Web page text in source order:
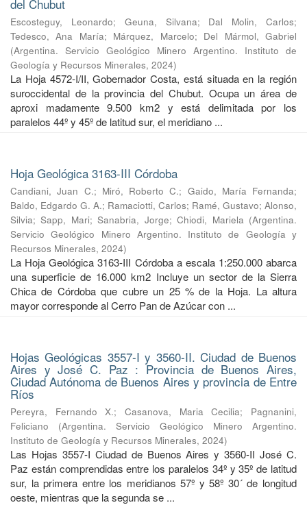
del Chubut
Escosteguy, Leonardo; Geuna, Silvana; Dal Molin, Carlos;
Tedesco, Ana María; Márquez, Marcelo; Del Mármol, Gabriel
(Argentina. Servicio Geológico Minero Argentino. Instituto de
Geología y Recursos Minerales, 2024)
La Hoja 4572-I/II, Gobernador Costa, está situada en la región
suroccidental de la provincia del Chubut. Ocupa un área de
aproxi madamente 9.500 km2 y está delimitada por los
paralelos 44º y 45º de latitud sur, el meridiano ...
Hoja Geológica 3163-III Córdoba
Candiani, Juan C.; Miró, Roberto C.; Gaido, María Fernanda;
Baldo, Edgardo G. A.; Ramaciotti, Carlos; Ramé, Gustavo; Alonso,
Silvia;Sapp, Mari;Sanabria, Jorge;Chiodi, Mariela (Argentina.
Servicio Geológico Minero Argentino. Instituto de Geología y
Recursos Minerales, 2024)
La Hoja Geológica 3163-III Córdoba a escala 1:250.000 abarca
una superficie de 16.000 km2 Incluye un sector de la Sierra
Chica de Córdoba que cubre un 25 % de la Hoja. La altura
mayor corresponde al Cerro Pan de Azúcar con ...
Hojas Geológicas 3557-I y 3560-II. Ciudad de Buenos
Aires y José C. Paz : Provincia de Buenos Aires,
Ciudad Autónoma de Buenos Aires y provincia de Entre
Ríos
Pereyra, Fernando X.;Casanova, Maria Cecilia; Pagnanini,
Feliciano
(Argentina. Servicio Geológico Minero Argentino.
Instituto de Geología y Recursos Minerales, 2024)
Las Hojas 3557-I Ciudad de Buenos Aires y 3560-II José C.
Paz están comprendidas entre los paralelos 34º y 35º de latitud
sur, la primera entre los meridianos 57º y 58º 30´ de longitud
oeste, mientras que la segunda se ...